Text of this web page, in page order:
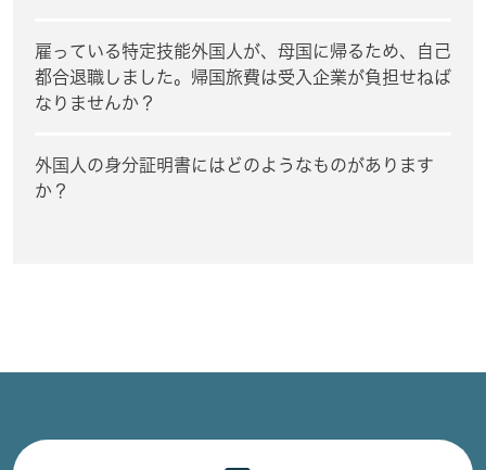
雇っている特定技能外国人が、母国に帰るため、自己
都合退職しました。帰国旅費は受入企業が負担せねば
なりませんか？
外国人の身分証明書にはどのようなものがあります
か？